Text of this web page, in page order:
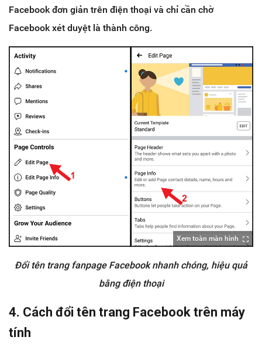
Facebook đơn giản trên điện thoại và chỉ cần chờ
Facebook xét duyệt là thành công.
Xem toàn màn hình
Đổi tên trang fanpage Facebook nhanh chóng, hiệu quả
bằng điện thoại
4. Cách đổi tên trang Facebook trên máy
tính